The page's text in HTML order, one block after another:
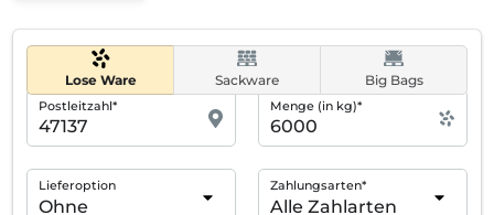
Lose Ware Sackware Big Bags
Postleitzahl* Menge (in kg)*
Lieferoption Zahlungsarten*